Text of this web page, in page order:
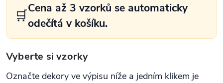
🛒Cena až 3 vzorků se automaticky
odečítá v košíku.
Vyberte si vzorky
Označte dekory ve výpisu níže a jedním klikem je